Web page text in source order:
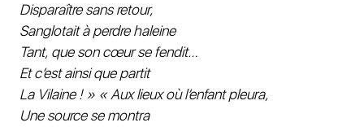
Disparaître sans retour,
Sanglotait à perdre haleine
Tant, que son cœur se fendit…
Et c’est ainsi que partit
La Vilaine ! » « Aux lieux où l’enfant pleura,
Une source se montra